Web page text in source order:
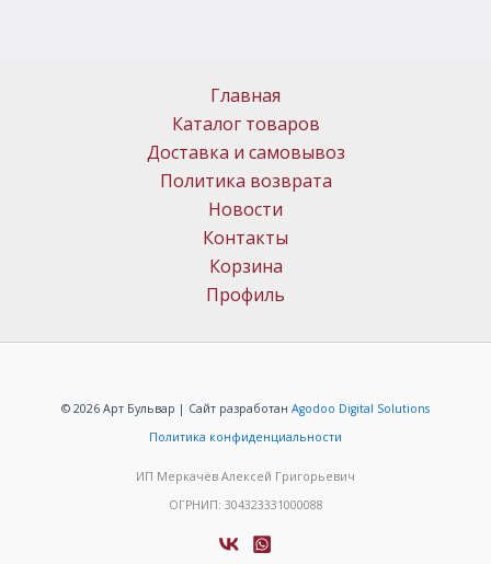
Главная
Каталог товаров
Доставка и самовывоз
Политика возврата
Новости
Контакты
Корзина
Профиль
© 2026 Арт Бульвар | Сайт разработан Agodoo Digital Solutions
Политика конфиденциальности
ИП Меркачёв Алексей Григорьевич
ОГРНИП: 304323331000088